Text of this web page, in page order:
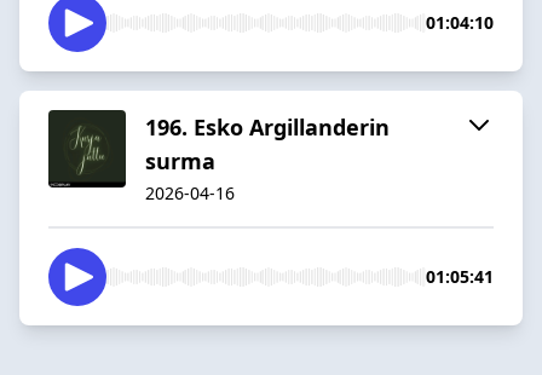
01:04:10
196. Esko Argillanderin
surma
2026-04-16
01:05:41